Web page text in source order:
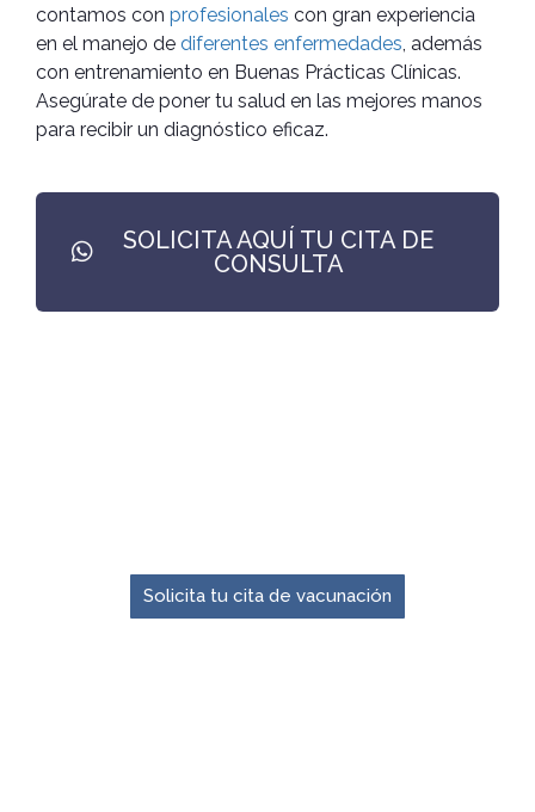
contamos con profesionales con gran experiencia
en el manejo de diferentes enfermedades, además
con entrenamiento en Buenas Prácticas Clínicas.
Asegúrate de poner tu salud en las mejores manos
para recibir un diagnóstico eficaz.
SOLICITA AQUÍ TU CITA DE
CONSULTA
Solicita tu cita de vacunación